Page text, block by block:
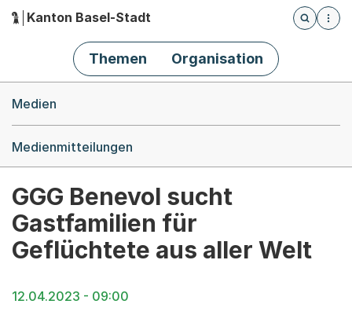
Hauptnavigation
Kanton Basel-Stadt
Öffnet
Themen Organisation
Medien
Medienmitteilungen
GGG Benevol sucht
Gastfamilien für
Geflüchtete aus aller Welt
12.04.2023 - 09:00